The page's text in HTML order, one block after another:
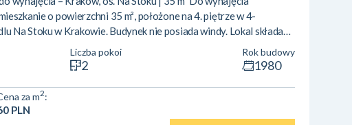
o powierzchni 35 m², położone na 4. piętrze w 4-
Na Stoku w Krakowie. Budynek nie posiada windy. Lokal składa
Mieszkanie doskonale sprawdzi
osób pracujących czy studiujących. Lokalizacja:Osiedle Na
Liczba pokoi
2
Rok budowy
1980
za m2:
PLN